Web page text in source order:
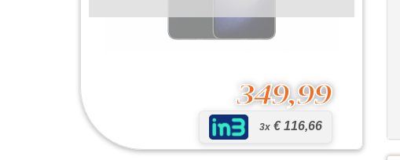
349,99
3x € 116,66